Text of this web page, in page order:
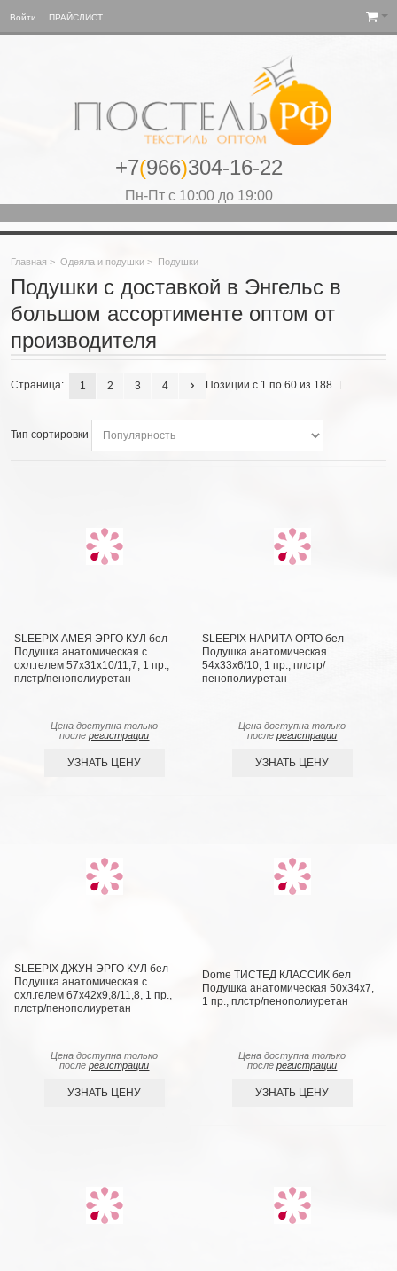
Войти ПРАЙСЛИСТ
+7(966)304-16-22
Пн-Пт с 10:00 до 19:00
Главная > Одеяла и подушки > Подушки
Подушки с доставкой в Энгельс в
большом ассортименте оптом от
производителя
Позиции с 1 по 60 из 188
Страница: 1 2 3 4
Тип сортировки
SLEEPIX АМЕЯ ЭРГО КУЛ бел
Подушка анатомическая с
охл.гелем 57х31х10/11,7, 1 пр.,
плстр/пенополиуретан
Цена доступна только
послерегистрации
УЗНАТЬ ЦЕНУ
SLEEPIX НАРИТА ОРТО бел
Подушка анатомическая
54x33x6/10, 1 пр., плстр/
пенополиуретан
Цена доступна только
послерегистрации
УЗНАТЬ ЦЕНУ
SLEEPIX ДЖУН ЭРГО КУЛ бел
Подушка анатомическая с
охл.гелем 67x42x9,8/11,8, 1 пр.,
плстр/пенополиуретан
Цена доступна только
послерегистрации
УЗНАТЬ ЦЕНУ
Dome ТИСТЕД КЛАССИК бел
Подушка анатомическая 50х34х7,
1 пр., плстр/пенополиуретан
Цена доступна только
послерегистрации
УЗНАТЬ ЦЕНУ